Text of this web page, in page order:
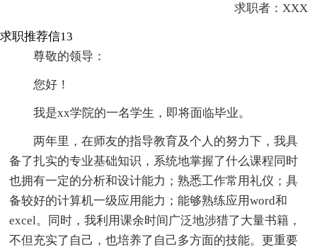
求职者：XXX
求职推荐信13
尊敬的领导：
您好！
我是xx学院的一名学生，即将面临毕业。
两年里，在师友的指导教育及个人的努力下，我具
备了扎实的专业基础知识，系统地掌握了什么课程同时
也拥有一定的分析和设计能力；熟悉工作常用礼仪；具
备较好的计算机一级应用能力；能够熟练应用word和
excel。同时，我利用课余时间广泛地涉猎了大量书籍，
不但充实了自己，也培养了自己多方面的技能。更重要